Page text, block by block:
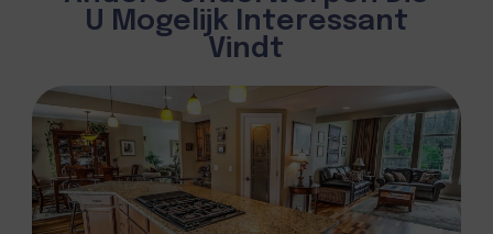
U Mogelijk Interessant
Vindt